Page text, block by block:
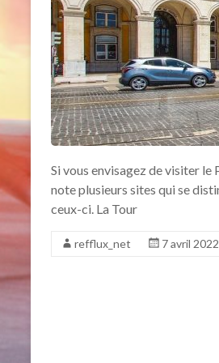
Si vous envisagez de visiter
note plusieurs sites qui se
ceux-ci. La Tour
refflux_net 7 avril 2022